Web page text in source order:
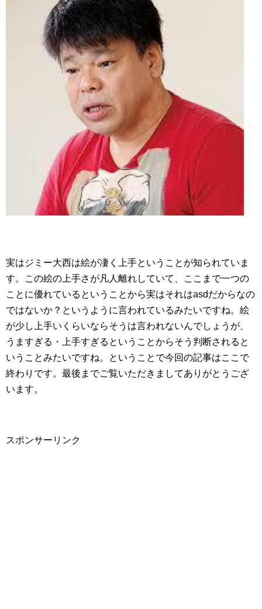
実はジミー大西は絵が凄く上手ということが知られていま
す。この絵の上手さが凡人離れしていて、ここまで一つの
ことに優れているということから実はそれはasdだからなの
ではないか？というように言われているみたいですね。絵
が少し上手いくらいならそうは言われないんでしょうが、
うますぎる・上手すぎるということからそう判断されると
いうことみたいですね。ということで今回の記事はここで
終わりです。最後までご覧いただきましてありがとうござ
います。
スポンサーリンク